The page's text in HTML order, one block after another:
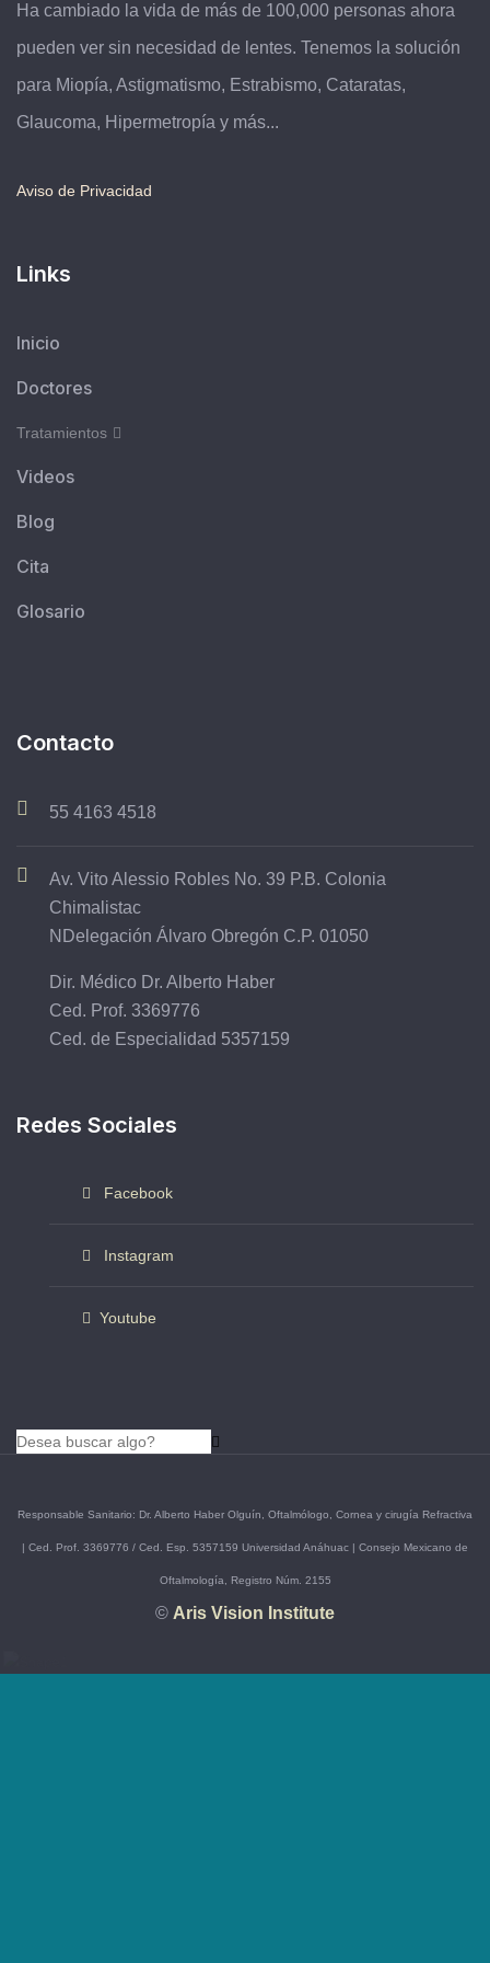
Ha cambiado la vida de más de 100,000 personas ahora
pueden ver sin necesidad de lentes. Tenemos la solución
para Miopía, Astigmatismo, Estrabismo, Cataratas,
Glaucoma, Hipermetropía y más...
Aviso de Privacidad
Links
Inicio
Doctores
Tratamientos
Videos
Blog
Cita
Glosario
Contacto
55 4163 4518
Av. Vito Alessio Robles No. 39 P.B. Colonia
Chimalistac
NDelegación Álvaro Obregón C.P. 01050
Dir. Médico Dr. Alberto Haber
Ced. Prof. 3369776
Ced. de Especialidad 5357159
Redes Sociales
Facebook
Instagram
Youtube
Responsable Sanitario: Dr. Alberto Haber Olguín, Oftalmólogo, Cornea y cirugía Refractiva
| Ced. Prof. 3369776 / Ced. Esp. 5357159 Universidad Anáhuac | Consejo Mexicano de
Oftalmología, Registro Núm. 2155
© Aris Vision Institute